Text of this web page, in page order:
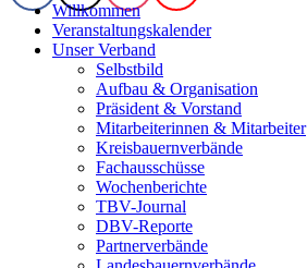
Willkommen
Veranstaltungskalender
Unser Verband
Selbstbild
Aufbau & Organisation
Präsident & Vorstand
Mitarbeiterinnen & Mitarbeiter
Kreisbauernverbände
Fachausschüsse
Wochenberichte
TBV-Journal
DBV-Reporte
Partnerverbände